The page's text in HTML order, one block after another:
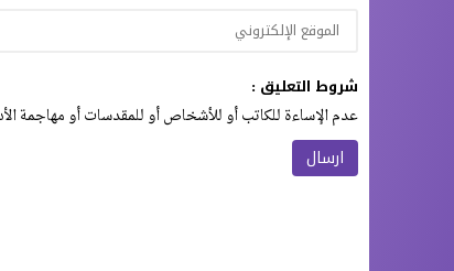
شروط التعليق :
عدم الإساءة للكاتب أو للأشخاص أو للمقدسات أو مهاجمة